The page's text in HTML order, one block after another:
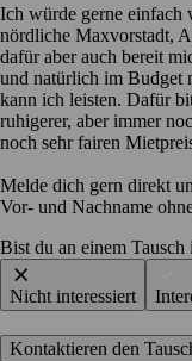
Ich würde gerne einfach
nördliche Maxvorstadt,
dafür aber auch bereit
und natürlich im Budget
kann ich leisten. Dafür
ruhigerer, aber immer
noch sehr fairen
Melde dich gern direkt
Vor- und Nachname
Bist du an einem Tausch
Nicht interessiert
Kontaktieren den